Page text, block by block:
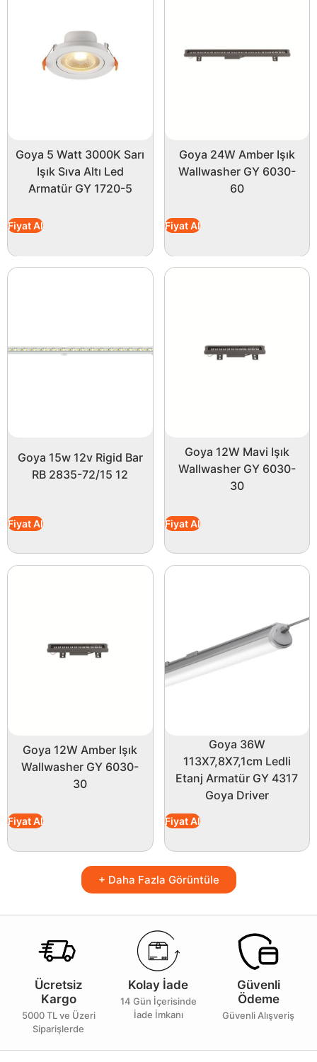
Goya 5 Watt 3000K Sarı
Işık Sıva Altı Led
Armatür GY 1720-5
Fiyat Al
Goya 24W Amber Işık
Wallwasher GY 6030-
60
Fiyat Al
Goya 15w 12v Rigid Bar
RB 2835-72/15 12
Fiyat Al
Goya 12W Mavi Işık
Wallwasher GY 6030-
30
Fiyat Al
Goya 12W Amber Işık
Wallwasher GY 6030-
30
Fiyat Al
Goya 36W
113X7,8X7,1cm Ledli
Etanj Armatür GY 4317
Goya Driver
Fiyat Al
+ Daha Fazla Görüntüle
Ücretsiz
Kargo
5000 TL ve Üzeri
Siparişlerde
Kolay İade
14 Gün İçerisinde
İade İmkanı
Güvenli
Ödeme
Güvenli Alışveriş